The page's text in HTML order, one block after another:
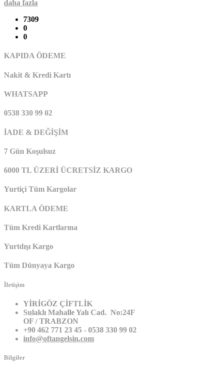
daha fazla
7309
0
0
KAPIDA ÖDEME
Nakit & Kredi Kartı
WHATSAPP
0538 330 99 02
İADE & DEĞİŞİM
7 Gün Koşulsuz
6000 TL ÜZERİ ÜCRETSİZ KARGO
Yurtiçi Tüm Kargolar
KARTLA ÖDEME
Tüm Kredi Kartlarına
Yurtdışı Kargo
Tüm Dünyaya Kargo
İletişim
YİRİGÖZ ÇİFTLİK
Sulaklı Mahalle Yalı Cad. No:24F
OF / TRABZON
+90 462 771 23 45 - 0538 330 99 02
info@oftangelsin.com
Bilgiler